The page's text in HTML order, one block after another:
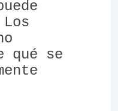
qué se